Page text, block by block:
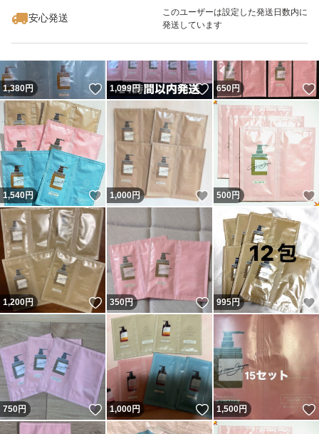
安心発送
このユーザーは設定した発送日数内に
発送しています
1,380円 いいね！
1,099円 いいね！
650円
1,540円 いいね！
1,000円 いいね！
500 円
1,200円 いいね！
350円 いいね！
995円
750円 いいね！
1,000円 いいね！
1,500円